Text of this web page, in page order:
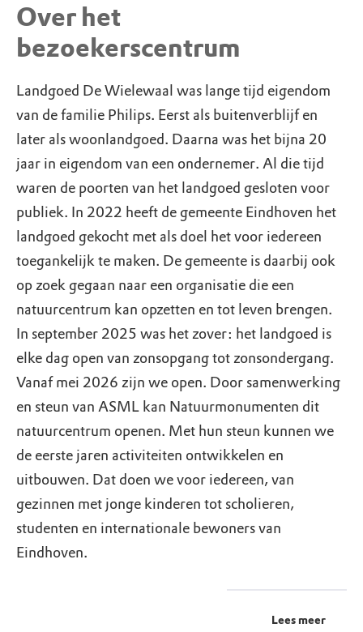
Over het
bezoekerscentrum
Landgoed De Wielewaal was lange tijd eigendom
van de familie Philips. Eerst als buitenverblijf en
later als woonlandgoed. Daarna was het bijna 20
jaar in eigendom van een ondernemer. Al die tijd
waren de poorten van het landgoed gesloten voor
publiek. In 2022 heeft de gemeente Eindhoven het
landgoed gekocht met als doel het voor iedereen
toegankelijk te maken. De gemeente is daarbij ook
op zoek gegaan naar een organisatie die een
natuurcentrum kan opzetten en tot leven brengen.
In september 2025 was het zover: het landgoed is
elke dag open van zonsopgang tot zonsondergang.
Vanaf mei 2026 zijn we open. Door samenwerking
en steun van ASML kan Natuurmonumenten dit
natuurcentrum openen. Met hun steun kunnen we
de eerste jaren activiteiten ontwikkelen en
uitbouwen. Dat doen we voor iedereen, van
gezinnen met jonge kinderen tot scholieren,
studenten en internationale bewoners van
Eindhoven.
Lees meer